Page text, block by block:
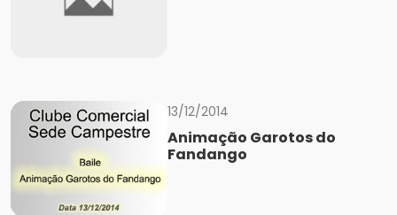
13/12/2014
Animação Garotos do
Fandango